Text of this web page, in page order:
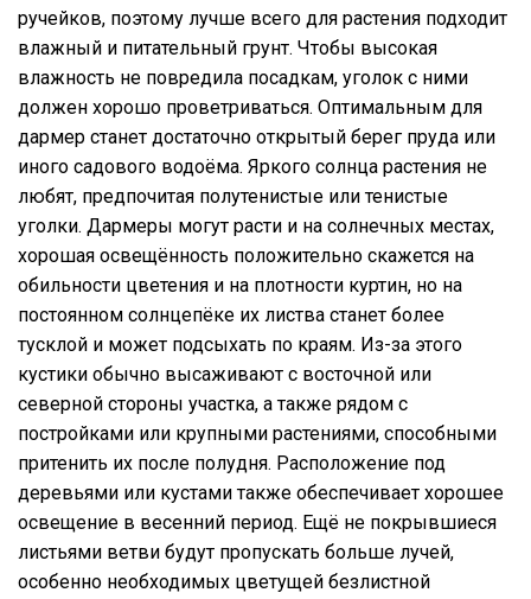
ручейков, поэтому лучше всего для растения подходит
влажный и питательный грунт. Чтобы высокая
влажность не повредила посадкам, уголок с ними
должен хорошо проветриваться. Оптимальным для
дармер станет достаточно открытый берег пруда или
иного садового водоёма. Яркого солнца растения не
любят, предпочитая полутенистые или тенистые
уголки. Дармеры могут расти и на солнечных местах,
хорошая освещённость положительно скажется на
обильности цветения и на плотности куртин, но на
постоянном солнцепёке их листва станет более
тусклой и может подсыхать по краям. Из-за этого
кустики обычно высаживают с восточной или
северной стороны участка, а также рядом с
постройками или крупными растениями, способными
притенить их после полудня. Расположение под
деревьями или кустами также обеспечивает хорошее
освещение в весенний период. Ещё не покрывшиеся
листьями ветви будут пропускать больше лучей,
особенно необходимых цветущей безлистной